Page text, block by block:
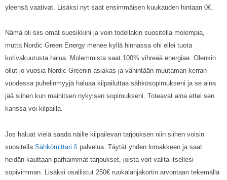
yleensä vaativat. Lisäksi nyt saat ensimmäisen kuukauden hintaan 0€.
Nämä oli siis omat suosikkini ja voin todellakin suositella molempia,
mutta Nordic Green Energy menee kyllä hinnassa ohi ellei tuota
kotivakuutusta halua. Molemmista saat 100% vihreää energiaa. Olenkin
ollut jo vuosia Nordic Greenin asiakas ja vähintään muutaman kerran
vuodessa puhelinmyyjä haluaa kilpailuttaa sähkösopimukseni ja se aina
jää siihen kun mainitsen nykyisen sopimukseni. Toteavat aina ettei sen
kanssa voi kilpailla.
Jos haluat vielä saada näille kilpailevan tarjouksen niin siihen voisin
suositella Sähkömittari.fi palvelua. Täytät yhden lomakkeen ja saat
heidän kauttaan parhaimmat tarjoukset, joista voit valita itsellesi
sopivimman. Lisäksi osallistut 250€ ruokalahjakortin arvontaan tekemällä